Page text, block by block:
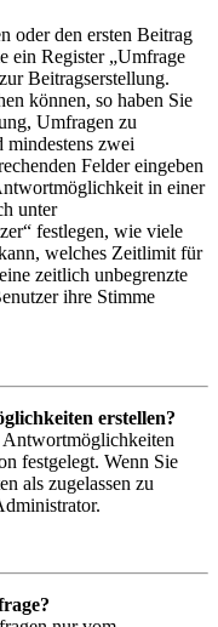
oder den ersten Beitrag
ein Register „Umfrage
Beitragserstellung.
können, so haben Sie
Umfragen zu
mindestens zwei
Felder eingeben
in einer
unter
festlegen, wie viele
welches Zeitlimit für
zeitlich unbegrenzte
ihre Stimme
erstellen?
festgelegt. Wenn Sie
als zugelassen zu